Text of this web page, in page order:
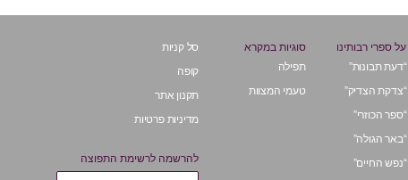
על ספרי רבותינו
“דעת תבונות”
“צדקת הצדיק”
“ספר הכוזרי”
“באר הגולה”
“נפש החיים”
סוגיות במקרא
תפילה
טעמי המצוות
סל קניות
קופה
תקנון אתר
מדיניות פרטיות
להרשמה לרשימת התפוצה